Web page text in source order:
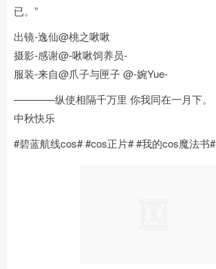
已。”
出镜-逸仙@桃之啾啾
摄影-感谢@-啾啾饲养员-
服装-来自@爪子与匣子 @-婉Yue-
————纵使相隔千万里 你我同在一月下。
中秋快乐
#碧蓝航线cos# #cos正片# #我的cos魔法书#